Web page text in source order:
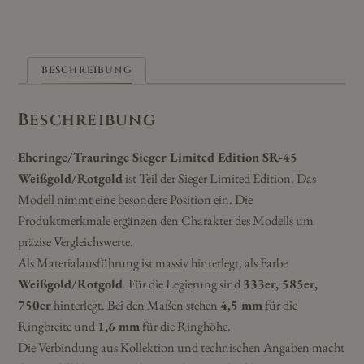
BESCHREIBUNG
Beschreibung
Eheringe/Trauringe Sieger Limited Edition SR-45
Weißgold/Rotgoldist Teil der Sieger Limited Edition. Das
Modell nimmt eine besondere Position ein. Die
Produktmerkmale ergänzen den Charakter des Modells um
präzise Vergleichswerte.
Als Materialausführung ist massiv hinterlegt, als Farbe
Weißgold/Rotgold. Für die Legierung sind333er, 585er,
750erhinterlegt. Bei den Maßen stehen 4,5 mmfür die
Ringbreite und 1,6 mmfür die Ringhöhe.
Die Verbindung aus Kollektion und technischen Angaben macht